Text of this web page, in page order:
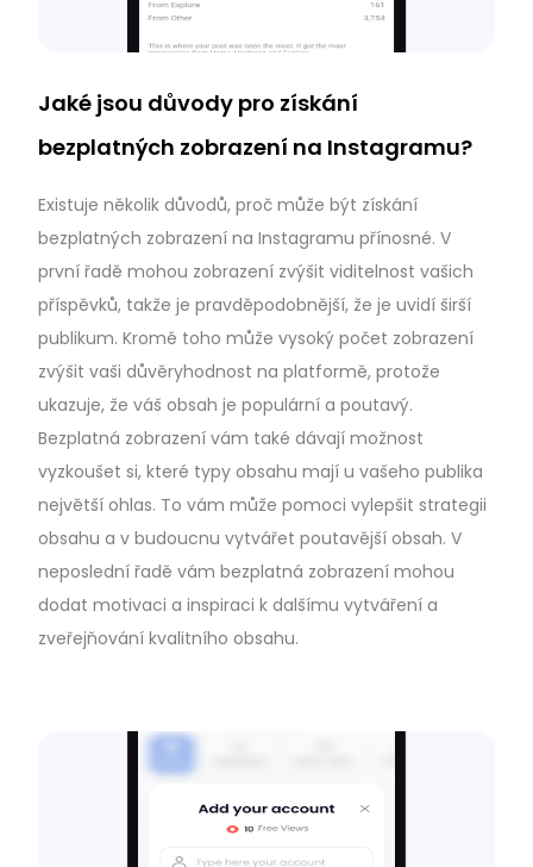
Jaké jsou důvody pro získání
bezplatných zobrazení na Instagramu?
Existuje několik důvodů, proč může být získání
bezplatných zobrazení na Instagramu přínosné. V
první řadě mohou zobrazení zvýšit viditelnost vašich
příspěvků, takže je pravděpodobnější, že je uvidí širší
publikum. Kromě toho může vysoký počet zobrazení
zvýšit vaši důvěryhodnost na platformě, protože
ukazuje, že váš obsah je populární a poutavý.
Bezplatná zobrazení vám také dávají možnost
vyzkoušet si, které typy obsahu mají u vašeho publika
největší ohlas. To vám může pomoci vylepšit strategii
obsahu a v budoucnu vytvářet poutavější obsah. V
neposlední řadě vám bezplatná zobrazení mohou
dodat motivaci a inspiraci k dalšímu vytváření a
zveřejňování kvalitního obsahu.